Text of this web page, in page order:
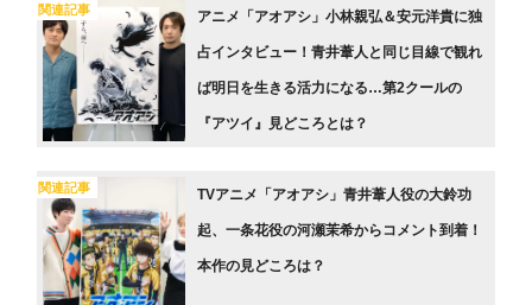
関連記事 アニメ「アオアシ」小林親弘＆安元洋貴に独
占インタビュー！青井葦人と同じ目線で観れ
ば明日を生きる活力になる…第2クールの
『アツイ』見どころとは？
関連記事 TVアニメ「アオアシ」青井葦人役の大鈴功
起、一条花役の河瀬茉希からコメント到着！
本作の見どころは？